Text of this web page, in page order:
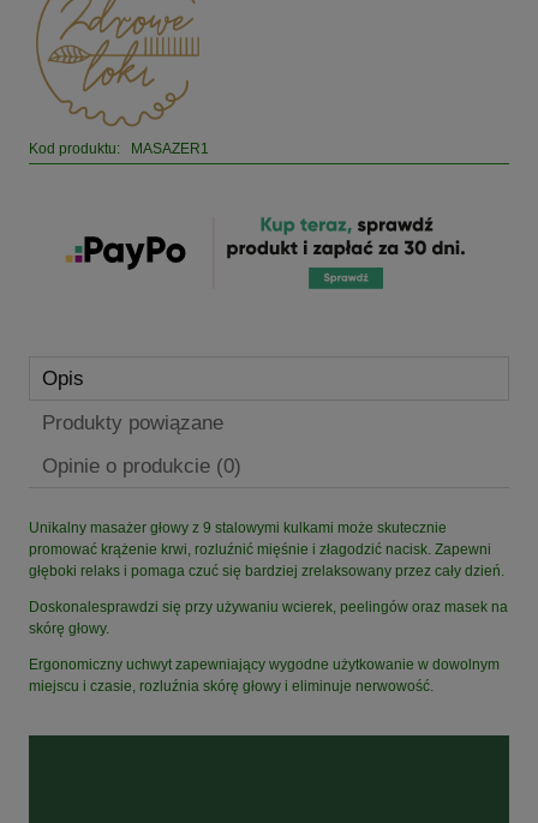
Kod produktu: MASAZER1
Opis
Produkty powiązane
Opinie o produkcie (0)
Unikalny masażer głowy z 9 stalowymi kulkami może skutecznie
promować krążenie krwi, rozluźnić mięśnie i złagodzić nacisk. Zapewni
głęboki relaks i pomaga czuć się bardziej zrelaksowany przez cały dzień.
Doskonalesprawdzi się przy używaniu wcierek, peelingów oraz masek na
skórę głowy.
Ergonomiczny uchwyt zapewniający wygodne użytkowanie w dowolnym
miejscu i czasie, rozluźnia skórę głowy i eliminuje nerwowość.